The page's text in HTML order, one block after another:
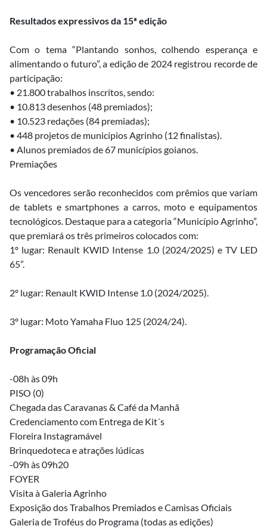
Resultados expressivos da 15ª edição
Com o tema “Plantando sonhos, colhendo esperança e
alimentando o futuro”, a edição de 2024 registrou recorde de
participação:
• 21.800 trabalhos inscritos, sendo:
• 10.813 desenhos (48 premiados);
• 10.523 redações (84 premiadas);
• 448 projetos de municípios Agrinho (12 finalistas).
• Alunos premiados de 67 municípios goianos.
Premiações
Os vencedores serão reconhecidos com prêmios que variam
de tablets e smartphones a carros, moto e equipamentos
tecnológicos. Destaque para a categoria “Município Agrinho”,
que premiará os três primeiros colocados com:
1º lugar: Renault KWID Intense 1.0 (2024/2025) e TV LED
65”.
2º lugar: Renault KWID Intense 1.0 (2024/2025).
3º lugar: Moto Yamaha Fluo 125 (2024/24).
Programação Oficial
-08h às 09h
PISO (0)
Chegada das Caravanas & Café da Manhã
Credenciamento com Entrega de Kit´s
Floreira Instagramável
Brinquedoteca e atrações lúdicas
-09h às 09h20
FOYER
Visita à Galeria Agrinho
Exposição dos Trabalhos Premiados e Camisas Oficiais
Galeria de Troféus do Programa (todas as edições)